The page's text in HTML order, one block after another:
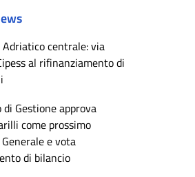
Adriatico centrale: via
al rifinanziamento di
Gestione approva
come prossimo
e vota
di bilancio